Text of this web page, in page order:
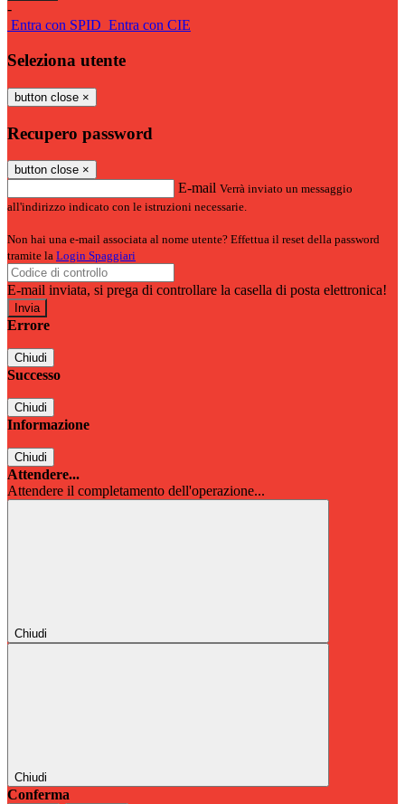
-
Entra con SPID Entra con CIE
Seleziona utente
button close ×
Recupero password
button close ×
E-mail Verrà inviato un messaggio
all'indirizzo indicato con le istruzioni necessarie.
Non hai una e-mail associata al nome utente? Effettua il reset della password
tramite la Login Spaggiari
E-mail inviata, si prega di controllare la casella di posta elettronica!
Errore
Chiudi
Successo
Chiudi
Informazione
Chiudi
Attendere...
Attendere il completamento dell'operazione...
Chiudi
Chiudi
Conferma